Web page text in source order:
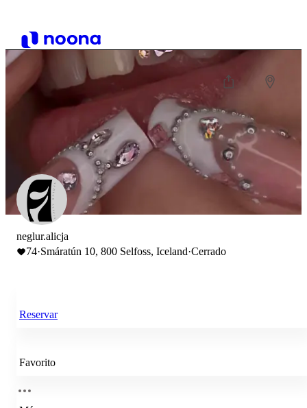
neglur.alicja
74·Smáratún 10, 800 Selfoss, Iceland·Cerrado
Reservar
Favorito